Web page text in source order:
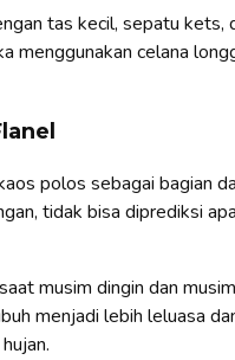
tas kecil, sepatu kets,
menggunakan celana
polos sebagai bagian
tidak bisa diprediksi
musim dingin dan
menjadi lebih leluasa